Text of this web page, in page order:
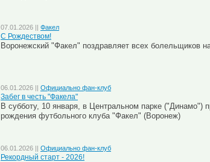
07.01.2026 || Факел
C Рождеством!
Воронежский "Факел" поздравляет всех болельщиков
06.01.2026 || Официально фан-клуб
Забег в честь "Факела"
В субботу, 10 января, в Центральном парке ("Динамо")
рождения футбольного клуба "Факел" (Воронеж)
06.01.2026 || Официально фан-клуб
Рекордный старт - 2026!